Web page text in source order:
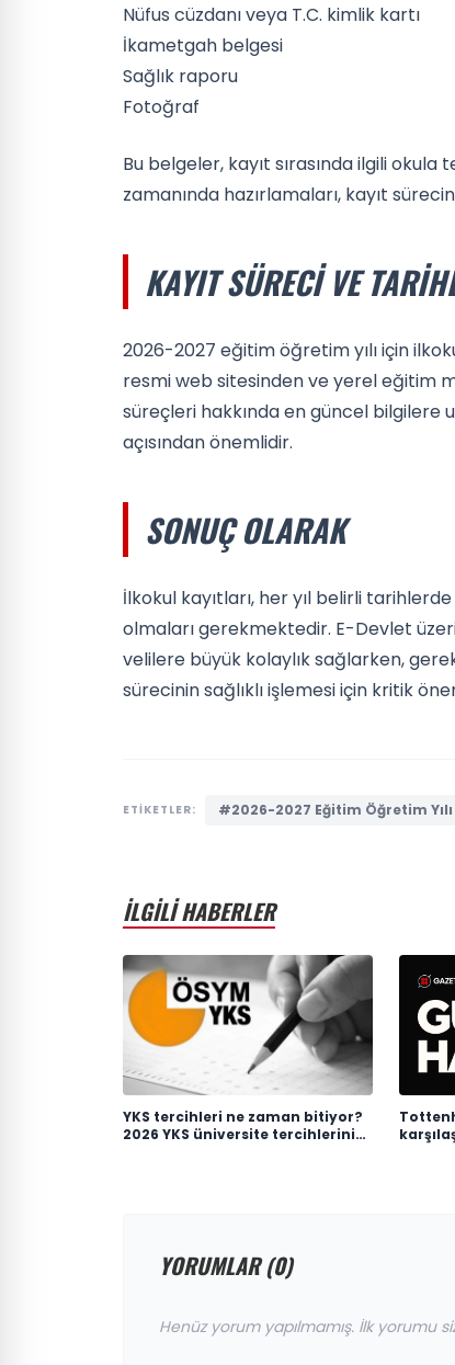
Nüfus cüzdanı veya T.C. kimlik kartı
İkametgah belgesi
Sağlık raporu
Fotoğraf
Bu belgeler, kayıt sırasında ilgili
zamanında hazırlamaları, kayıt
KAYIT SÜRECI VE
2026-2027 eğitim öğretim yılı için
resmi web sitesinden ve yerel eğitim
süreçleri hakkında en güncel bilgilere
açısından önemlidir.
SONUÇ OLARAK
İlkokul kayıtları, her yıl belirli
olmaları gerekmektedir. E-Devlet
velilere büyük kolaylık sağlarken,
sürecinin sağlıklı işlemesi için kritik
ETİKETLER: #2026-2027 Eğitim Öğretim Yılı
İLGİLİ HABERLER
YKS tercihleri ne zaman bitiyor?
2026 YKS üniversite tercihlerinin
YORUMLAR (0)
Henüz yorum yapılmamış. İlk yorumu